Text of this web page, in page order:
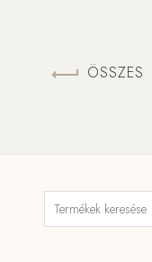
ÖSSZES